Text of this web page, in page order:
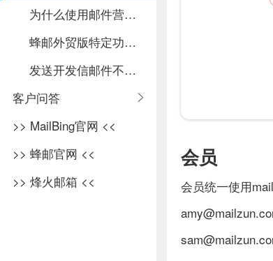
为什么使用邮件营销系统？
蜂邮外贸版特定功能介绍
发送开发信邮件不想进垃圾箱？邮件不进垃圾箱的问题！
客户问答
>> MailBing官网 <<
>> 蜂邮官网 <<
>> 烽火邮箱 <<
会员
会员统一使用